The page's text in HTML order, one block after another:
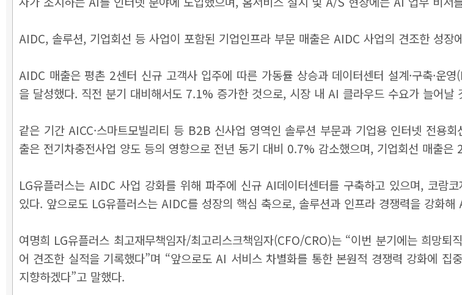
AIDC, 솔루션, 기업회선 등 사업이 포함된 기업인프라 부문 매출은 AIDC 사업의 견조한 성
AIDC 매출은 평촌 2센터 신규 고객사 입주에 따른 가동률 상승과 데이터센터 설계·구축·
을 달성했다. 직전 분기 대비해서도 7.1% 증가한 것으로, 시장 내 AI 클라우드 수요가 늘어
같은 기간 AICC·스마트모빌리티 등 B2B 신사업 영역인 솔루션 부문과 기업용 인터넷 전용
출은 전기차충전사업 양도 등의 영향으로 전년 동기 대비 0.7% 감소했으며, 기업회선 매출은
LG유플러스는 AIDC 사업 강화를 위해 파주에 신규 AI데이터센터를 구축하고 있으며, 코람
있다. 앞으로도 LG유플러스는 AIDC를 성장의 핵심 축으로, 솔루션과 인프라 경쟁력을 강화
여명희 LG유플러스 최고재무책임자/최고리스크책임자(CFO/CRO)는 “이번 분기에는 희망
어 견조한 실적을 기록했다”며 “앞으로도 AI 서비스 차별화를 통한 본원적 경쟁력 강화에
지향하겠다”고 말했다.